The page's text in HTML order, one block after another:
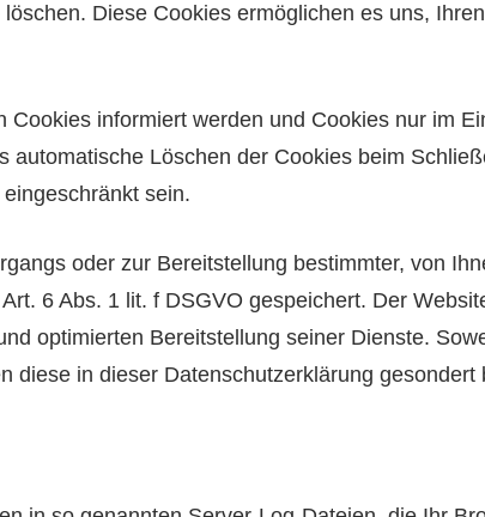
Diese Cookies ermöglichen es uns,
informiert werden und Cookies nur im
Löschen der Cookies beim
sein.
oder zur Bereitstellung bestimmter, von
6 Abs. 1 lit. f DSGVO gespeichert. Der
optimierten Bereitstellung seiner Dienste.
diese in dieser Datenschutzerklärung gesondert